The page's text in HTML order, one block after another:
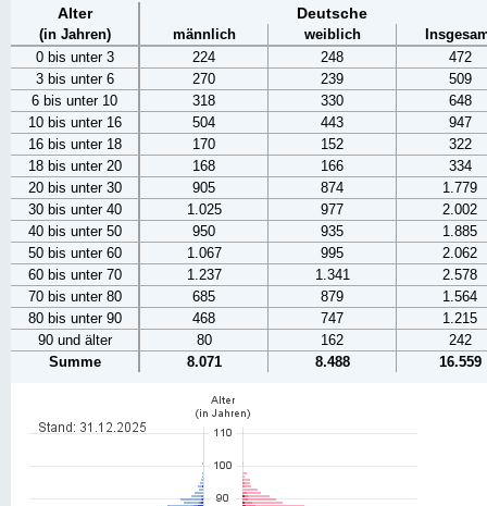
Alter Deutsche
(in Jahren) männlich weiblich
0 bis unter 3
224 248
472
3 bis unter 6
270 239
509
6 bis unter 10
318 330
648
10 bis unter 16
504 443
947
16 bis unter 18
170 152
322
18 bis unter 20
168 166
334
20 bis unter 30
905 874
1.779
30 bis unter 40
1.025 977
2.002
40 bis unter 50
950 935
1.885
50 bis unter 60
1.067 995
2.062
60 bis unter 70
1.237 1.341
2.578
70 bis unter 80
685 879
1.564
80 bis unter 90
468 747
1.215
90 und älter
80 162
242
Summe
8.071 8.488 16.559